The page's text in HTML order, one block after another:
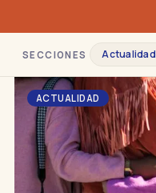
SECCIONES Actualidad
ACTUALIDAD